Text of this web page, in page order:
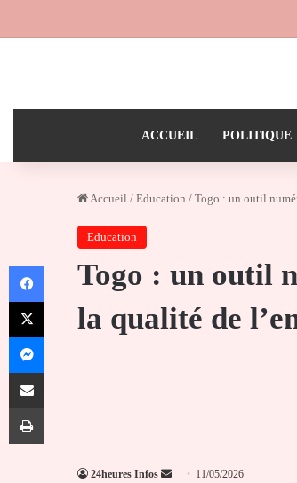
ACCUEIL POLITIQUE
Accueil / Education / Togo : un outil
Education
Togo : un outil
la qualité de
24heures Infos
Envoyer11/05/2026
Facebook
X
Messenger
Partager par email